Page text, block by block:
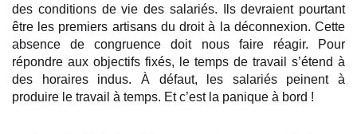
des conditions de vie des salariés. Ils devraient pourtant
être les premiers artisans du droit à la déconnexion. Cette
absence de congruence doit nous faire réagir. Pour
répondre aux objectifs fixés, le temps de travail s’étend à
des horaires indus. À défaut, les salariés peinent à
produire le travail à temps. Et c’est la panique à bord !